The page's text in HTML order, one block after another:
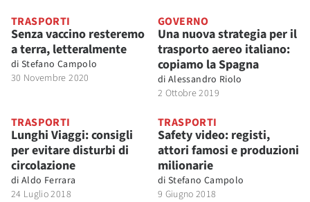
TRASPORTI
Senza vaccino resteremo
a terra, letteralmente
di Stefano Campolo
30 Novembre 2020
GOVERNO
Una nuova strategia per il
trasporto aereo italiano:
copiamo la Spagna
di Alessandro Riolo
2 Ottobre 2019
TRASPORTI
Lunghi Viaggi: consigli
per evitare disturbi di
circolazione
di Aldo Ferrara
24 Luglio 2018
TRASPORTI
Safety video: registi,
attori famosi e produzioni
milionarie
di Stefano Campolo
9 Giugno 2018